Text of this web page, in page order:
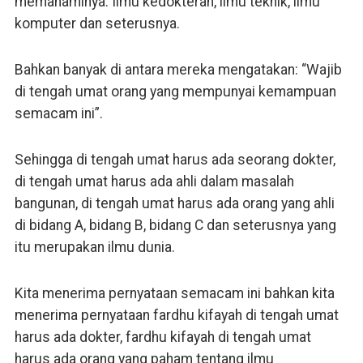
komputer dan seterusnya.
Bahkan banyak di antara mereka mengatakan: “Wajib
di tengah umat orang yang mempunyai kemampuan
semacam ini”.
Sehingga di tengah umat harus ada seorang dokter,
di tengah umat harus ada ahli dalam masalah
bangunan, di tengah umat harus ada orang yang ahli
di bidang A, bidang B, bidang C dan seterusnya yang
itu merupakan ilmu dunia.
Kita menerima pernyataan semacam ini bahkan kita
menerima pernyataan fardhu kifayah di tengah umat
harus ada dokter, fardhu kifayah di tengah umat
harus ada orang yang paham tentang ilmu